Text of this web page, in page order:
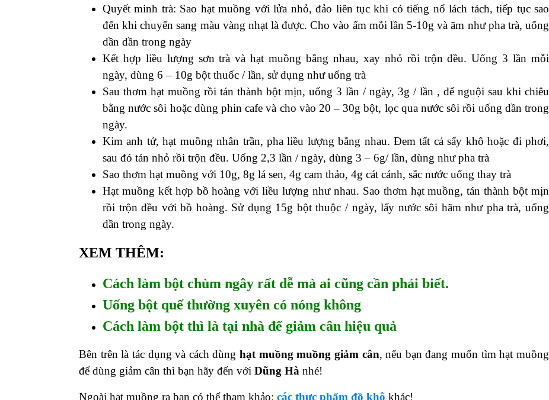
Quyết minh trà: Sao hạt muồng với lửa nhỏ, đảo liên tục khi có tiếng nổ lách tách, tiếp tục sao
đến khi chuyển sang màu vàng nhạt là được. Cho vào ấm mỗi lần 5-10g và ãm như pha trà, uống
dần dần trong ngày
Kết hợp liều lượng sơn trà và hạt muồng bằng nhau, xay nhỏ rồi trộn đều. Uống 3 lần mỗi
ngày, dùng 6 – 10g bột thuốc / lần, sử dụng như uống trà
Sau thơm hạt muồng rồi tán thành bột mịn, uống 3 lần / ngày, 3g / lần , để nguội sau khi chiêu
bằng nước sôi hoặc dùng phin cafe và cho vào 20 – 30g bột, lọc qua nước sôi rồi uống dần trong
ngày.
Kim anh tử, hạt muồng nhân trần, pha liều lượng bằng nhau. Đem tất cả sấy khô hoặc đi phơi,
sau đó tán nhỏ rồi trộn đều. Uống 2,3 lần / ngày, dùng 3 – 6g/ lần, dùng như pha trà
Sao thơm hạt muồng với 10g, 8g lá sen, 4g cam thảo, 4g cát cánh, sắc nước uống thay trà
Hạt muồng kết hợp bồ hoàng với liều lượng như nhau. Sao thơm hạt muồng, tán thành bột mịn
rồi trộn đều với bồ hoàng. Sử dụng 15g bột thuộc / ngày, lấy nước sôi hãm như pha trà, uống
dần trong ngày.
XEM THÊM:
Cách làm bột chùm ngây rất dễ mà ai cũng cần phải biết.
Uống bột quế thường xuyên có nóng không
Cách làm bột thì là tại nhà để giảm cân hiệu quả
Bên trên là tác dụng và cách dùnghạt muồng muồng giảm cân, nếu bạn đang muốn tìm hạt muồng
để dùng giảm cân thì bạn hãy đến với Dũng Hà nhé!
Ngoài hạt muồng ra bạn có thể tham khảo: các thực phẩm đồ khô khác!